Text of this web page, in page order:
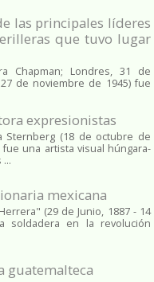
las principales líderes
que tuvo lugar
Chapman; Londres, 31 de
de noviembre de 1945)​ fue
expresionistas
(18 de octubre de
fue una artista visual húngara-
mexicana
(29 de Junio, 1887 - 14
soldadera en la revolución
guatemalteca